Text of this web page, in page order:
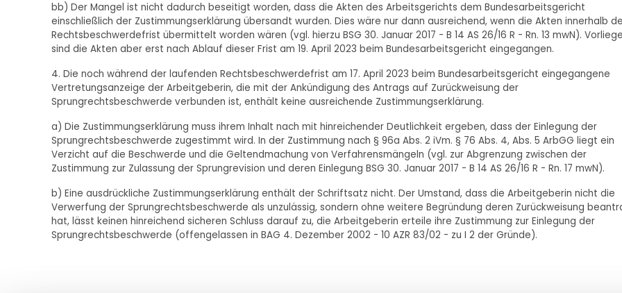
bb) Der Mangel ist nicht dadurch beseitigt worden, dass die Akten des Arbeitsgerichts dem Bundesarbeitsgericht
einschließlich der Zustimmungserklärung übersandt wurden. Dies wäre nur dann ausreichend, wenn die Akten innerhalb
Rechtsbeschwerdefrist übermittelt worden wären (vgl. hierzu BSG 30. Januar 2017 - B 14 AS 26/16 R - Rn. 13 mwN).
sind die Akten aber erst nach Ablauf dieser Frist am 19. April 2023 beim Bundesarbeitsgericht eingegangen.
4. Die noch während der laufenden Rechtsbeschwerdefrist am 17. April 2023 beim Bundesarbeitsgericht eingegangene
Vertretungsanzeige der Arbeitgeberin, die mit der Ankündigung des Antrags auf Zurückweisung der
Sprungrechtsbeschwerde verbunden ist, enthält keine ausreichende Zustimmungserklärung.
a) Die Zustimmungserklärung muss ihrem Inhalt nach mit hinreichender Deutlichkeit ergeben, dass der Einlegung der
Sprungrechtsbeschwerde zugestimmt wird. In der Zustimmung nach § 96a Abs. 2 iVm. § 76 Abs. 4, Abs. 5 ArbGG liegt ein
Verzicht auf die Beschwerde und die Geltendmachung von Verfahrensmängeln (vgl. zur Abgrenzung zwischen der
Zustimmung zur Zulassung der Sprungrevision und deren Einlegung BSG 30. Januar 2017 - B 14 AS 26/16 R - Rn. 17 mwN).
b) Eine ausdrückliche Zustimmungserklärung enthält der Schriftsatz nicht. Der Umstand, dass die Arbeitgeberin nicht die
Verwerfung der Sprungrechtsbeschwerde als unzulässig, sondern ohne weitere Begründung deren Zurückweisung
hat, lässt keinen hinreichend sicheren Schluss darauf zu, die Arbeitgeberin erteile ihre Zustimmung zur Einlegung der
Sprungrechtsbeschwerde (offengelassen in BAG 4. Dezember 2002 - 10 AZR 83/02 - zu I 2 der Gründe).